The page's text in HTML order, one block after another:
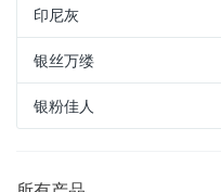
印尼灰
银丝万缕
银粉佳人